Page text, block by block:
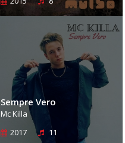
Sempre Vero
Mc Killa
2017
11